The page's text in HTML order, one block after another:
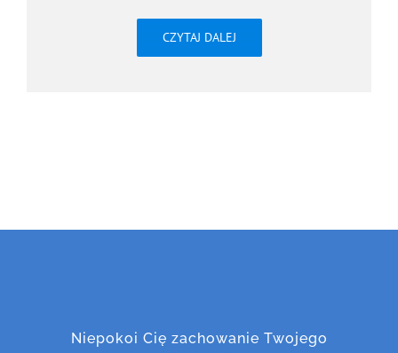
CZYTAJ DALEJ
Niepokoi Cię zachowanie Twojego